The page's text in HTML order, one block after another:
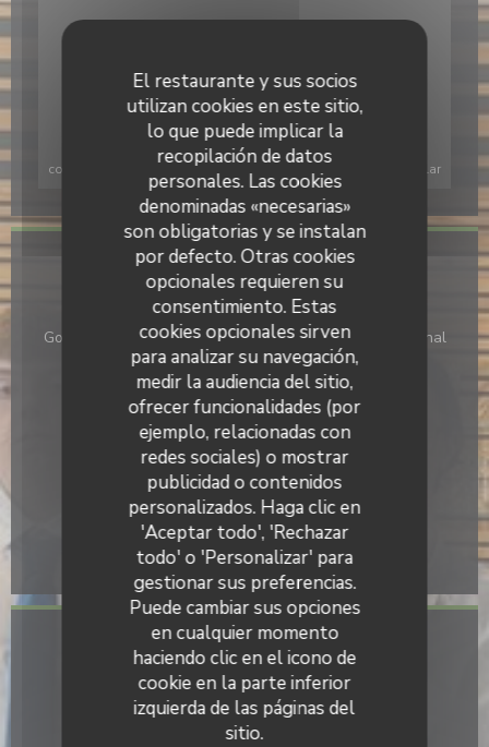
El restaurante y sus socios
utilizan cookies en este sitio,
lo que puede implicar la
recopilación de datos
personales. Las cookies
denominadas «necesarias»
son obligatorias y se instalan
por defecto. Otras cookies
opcionales requieren su
consentimiento. Estas
cookies opcionales sirven
para analizar su navegación,
medir la audiencia del sitio,
ofrecer funcionalidades (por
ejemplo, relacionadas con
redes sociales) o mostrar
publicidad o contenidos
personalizados. Haga clic en
'Aceptar todo', 'Rechazar
todo' o 'Personalizar' para
gestionar sus preferencias.
Puede cambiar sus opciones
en cualquier momento
haciendo clic en el icono de
cookie en la parte inferior
izquierda de las páginas del
sitio.
Para mostrar el mapa interactivo de Waze, debe aceptar las
cookies de Waze Map (Google). Estas cookies pueden recopilar
datos de navegación y ubicación.
Permitir
Información general
Cocina
Gourmet, Cocina Casera, Cervecería, Francesa Tradicional
Tipo de negocio
escuela de hostelería
Servicios
Estacionamiento, Privatización, Comidas de Grupo
Métodos de pago
Sin contacto, Contactless Payment, Efectivo, Visa,
Cheques, Tarjeta de Crédito
Acceso
Metro
None